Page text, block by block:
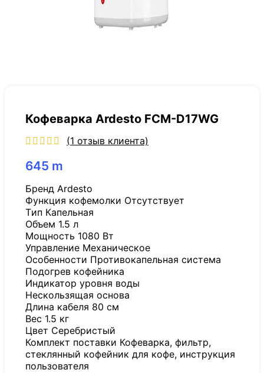
Кофеварка Ardesto FCM-D17WG
(1 отзыв клиента)
645 m
Бренд Ardesto
Функция кофемолки Отсутствует
Tип Капельная
Объем 1.5 л
Мощность 1080 Вт
Управление Механическое
Особенности Противокапельная система
Подогрев кофейника
Индикатор уровня воды
Нескользящая основа
Длина кабеля 80 см
Вес 1.5 кг
Цвет Серебристый
Комплект поставки Кофеварка, фильтр,
стеклянный кофейник для кофе, инструкция
пользователя